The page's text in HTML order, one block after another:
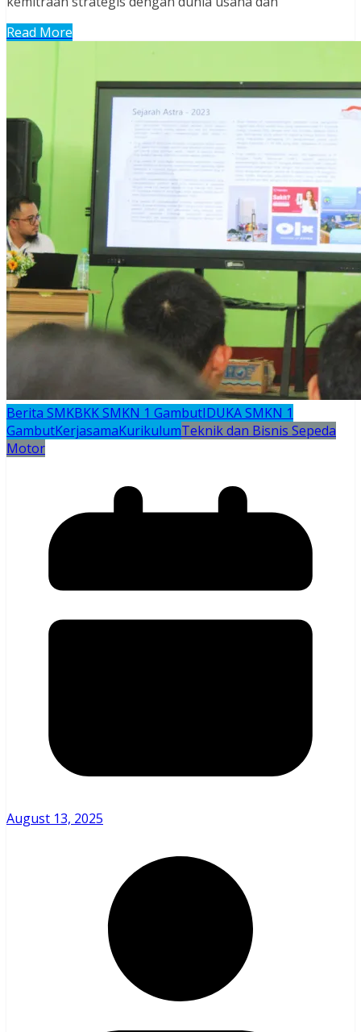
Read More
Berita SMKBKK SMKN 1 GambutIDUKA SMKN 1
GambutKerjasamaKurikulumTeknik dan Bisnis Sepeda
Motor
August 13, 2025